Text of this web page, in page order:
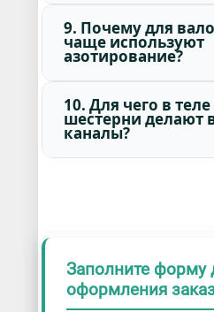
9. Почему для
чаще используют
азотирование?
10. Для чего в
шестерни делают
каналы?
Заполните форму
оформления